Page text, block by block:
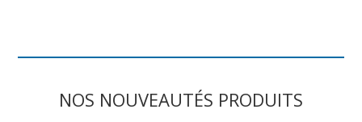
NOS NOUVEAUTÉS PRODUITS